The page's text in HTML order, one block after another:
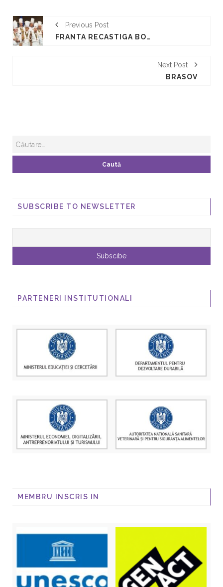
Previous Post
FRANTA RECASTIGA BOCUSE D’OR 2013
Next Post
BRASOV
SUBSCRIBE TO NEWSLETTER
PARTENERI INSTITUTIONALI
MEMBRU INSCRIS IN